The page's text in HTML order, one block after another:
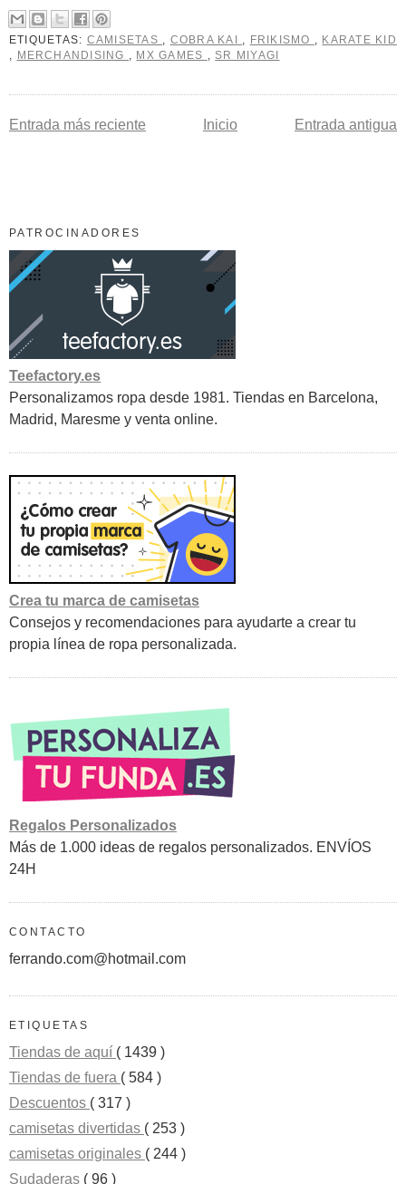
ETIQUETAS: CAMISETAS , COBRA KAI , FRIKISMO , KARATE KID
, MERCHANDISING , MX GAMES ,SR MIYAGI
Entrada más reciente Entrada antigua
Inicio
PATROCINADORES
Teefactory.es
Personalizamos ropa desde 1981. Tiendas en Barcelona,
Madrid, Maresme y venta online.
Crea tu marca de camisetas
Consejos y recomendaciones para ayudarte a crear tu
propia línea de ropa personalizada.
Regalos Personalizados
Más de 1.000 ideas de regalos personalizados. ENVÍOS
24H
CONTACTO
ferrando.com@hotmail.com
ETIQUETAS
Tiendas de aquí ( 1439 )
Tiendas de fuera ( 584 )
Descuentos ( 317 )
camisetas divertidas ( 253 )
camisetas originales ( 244 )
Sudaderas ( 96 )